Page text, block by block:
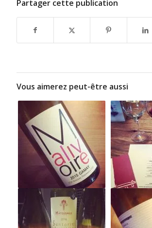
Partager cette publication
Vous aimerez peut-être aussi